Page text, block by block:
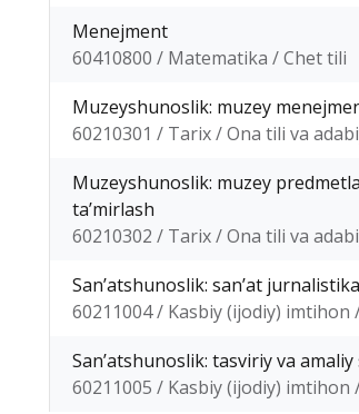
Menejment
60410800 / Matematika / Chet tili
Muzeyshunoslik: muzey
60210301 / Tarix / Ona tili va
Muzeyshunoslik: muzey
taʼmirlash
60210302 / Tarix / Ona tili va
Sanʼatshunoslik: sanʼat
60211004 / Kasbiy (ijodiy)
Sanʼatshunoslik: tasviriy va amaliy
60211005 / Kasbiy (ijodiy)